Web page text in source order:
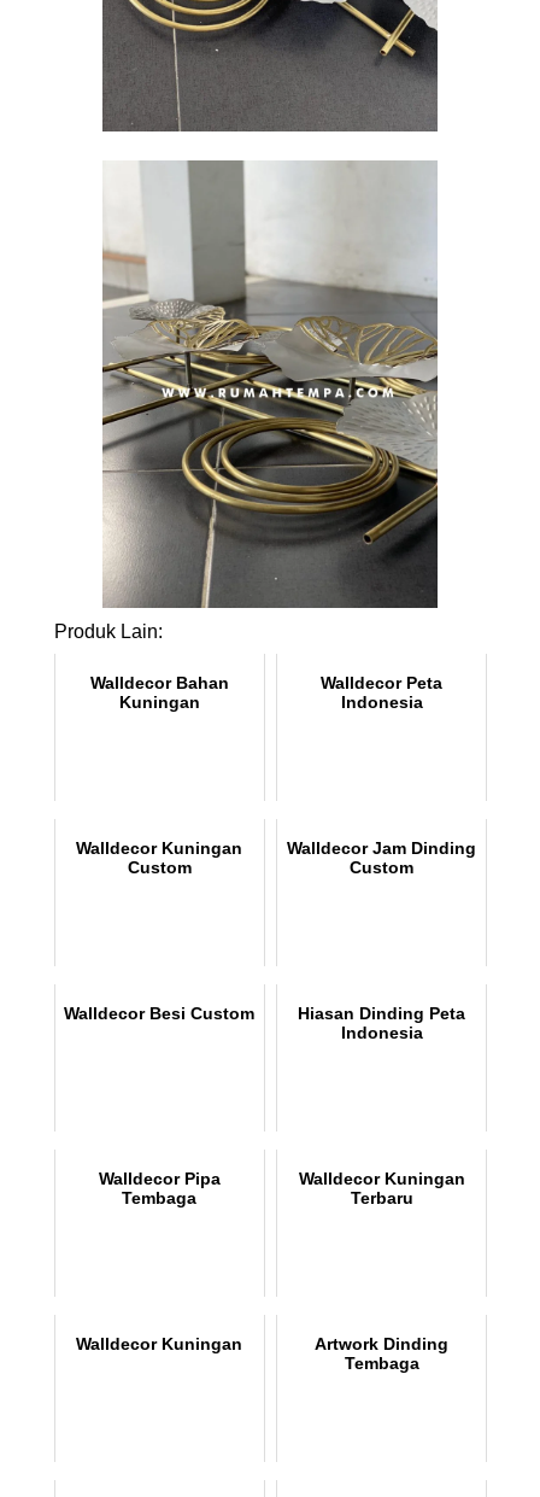
Produk Lain:
Walldecor Bahan
Kuningan
Walldecor Peta
Indonesia
Walldecor Kuningan
Custom
Walldecor Jam Dinding
Custom
Walldecor Besi Custom
Hiasan Dinding Peta
Indonesia
Walldecor Pipa
Tembaga
Walldecor Kuningan
Terbaru
Walldecor Kuningan
Artwork Dinding
Tembaga